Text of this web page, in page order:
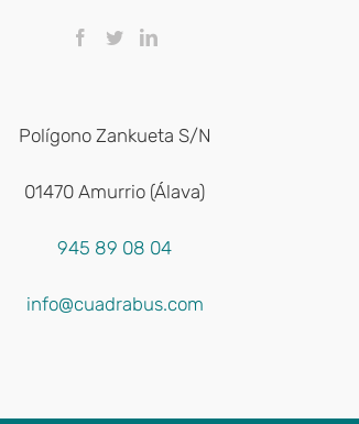
Polígono Zankueta S/N
01470 Amurrio (Álava)
945 89 08 04
info@cuadrabus.com